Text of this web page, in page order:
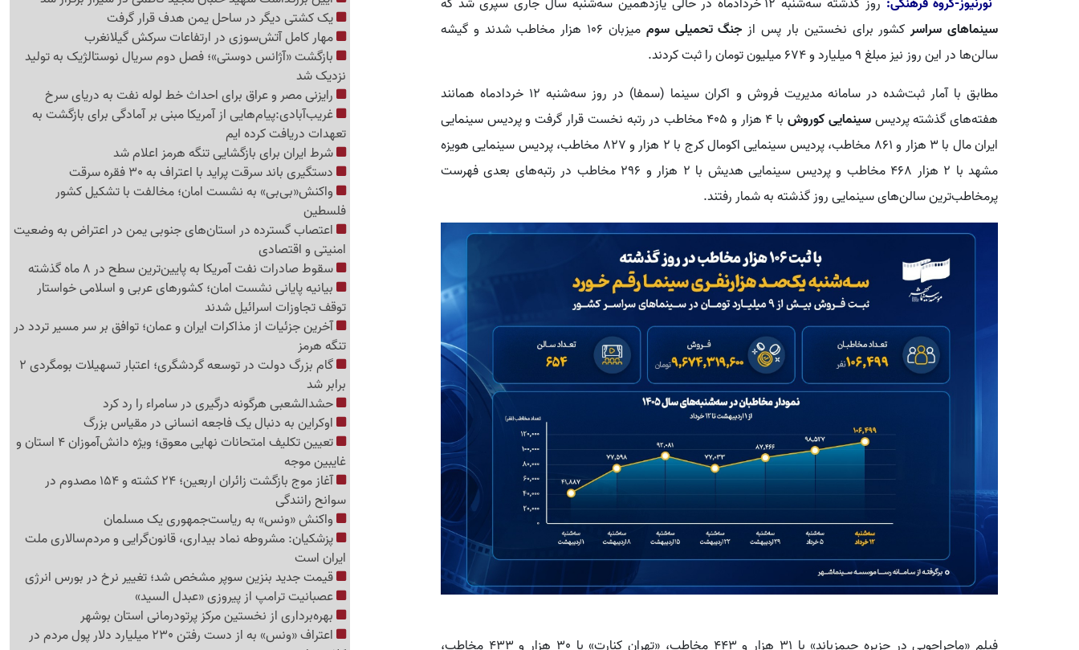
نورنیوز-گروه فرهنگی: روز گذشته سه‌شنبه 12 خردادماه در حالی یازدهمین سه‌شنبه سال جاری سپری شد که
سینماهای سراسرکشور برای نخستین بار پس ازجنگ تحمیلی سوم
میزبان 106 هزار مخاطب شدند و گیشه
سالن‌ها در این روز نیز مبلغ 9 میلیارد و 674 میلیون تومان را ثبت کردند.
مطابق با آمار ثبت‌شده در سامانه مدیریت فروش و اکران سینما (سمفا) در روز سه‌شنبه 12 خردادماه همانند
هفته‌های گذشته پردیسسینمایی کوروش
با 4 هزار و 405 مخاطب در رتبه نخست قرار گرفت و پردیس سینمایی
ایران مال با 3 هزار و 861 مخاطب، پردیس سینمایی اکومال کرج با 2 هزار و 827 مخاطب، پردیس سینمایی هویزه
مشهد با 2 هزار 468 مخاطب و پردیس سینمایی هدیش با 2 هزار و 296 مخاطب در رتبه‌های بعدی فهرست
پرمخاطب‌ترین سالن‌های سینمایی روز گذشته به شمار رفتند.
یک کشتی دیگر در ساحل یمن هدف قرار گرفت
مهار کامل آتش‌سوزی در ارتفاعات سرکش گیلانغرب
بازگشت «آژانس دوستی»؛ فصل دوم سریال نوستالژیک به تولید
نزدیک شد
رایزنی مصر و عراق برای احداث خط لوله نفت به دریای سرخ
غریب‌آبادی:پیام‌هایی از آمریکا مبنی بر آمادگی برای بازگشت به
تعهدات دریافت کرده ایم
شرط ایران برای بازگشایی تنگه هرمز اعلام شد
دستگیری باند سرقت پراید با اعتراف به 30 فقره سرقت
واکنش«بی‌بی» به نشست امان؛ مخالفت با تشکیل کشور
فلسطین
اعتصاب گسترده در استان‌های جنوبی یمن در اعتراض به وضعیت
امنیتی و اقتصادی
سقوط صادرات نفت آمریکا به پایین‌ترین سطح در 8 ماه گذشته
بیانیه پایانی نشست امان؛ کشورهای عربی و اسلامی خواستار
توقف تجاوزات اسرائیل شدند
آخرین جزئیات از مذاکرات ایران و عمان؛ توافق بر سر مسیر تردد در
تنگه هرمز
گام بزرگ دولت در توسعه گردشگری؛ اعتبار تسهیلات بومگردی 2
برابر شد
حشدالشعبی هرگونه درگیری در سامراء را رد کرد
اوکراین به دنبال یک فاجعه انسانی در مقیاس بزرگ
تعیین تکلیف امتحانات نهایی معوق؛ ویژه دانش‌آموزان 4 استان و
غایبین موجه
آغاز موج بازگشت زائران اربعین؛ 24 کشته و 154 مصدوم در
سوانح رانندگی
واکنش «ونس» به ریاست‌جمهوری یک مسلمان
پزشکیان: مشروطه نماد بیداری، قانون‌گرایی و مردم‌سالاری ملت
ایران است
قیمت جدید بنزین سوپر مشخص شد؛ تغییر نرخ در بورس انرژی
عصبانیت ترامپ از پیروزی «عبدل السید»
بهره‌برداری از نخستین مرکز پرتودرمانی استان بوشهر
اعتراف «ونس» به از دست رفتن 230 میلیارد دلار پول مردم در